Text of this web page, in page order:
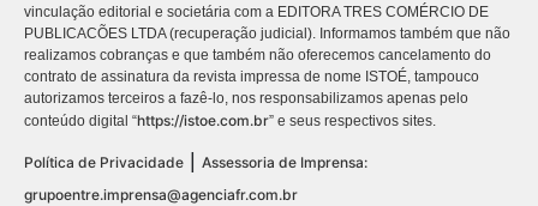
vinculação editorial e societária com a EDITORA TRES COMÉRCIO DE
PUBLICACÕES LTDA (recuperação judicial). Informamos também que não
realizamos cobranças e que também não oferecemos cancelamento do
contrato de assinatura da revista impressa de nome ISTOÉ, tampouco
autorizamos terceiros a fazê-lo, nos responsabilizamos apenas pelo
conteúdo digital “https://istoe.com.br” e seus respectivos sites.
Política de Privacidade
Assessoria de Imprensa:
grupoentre.imprensa@agenciafr.com.br